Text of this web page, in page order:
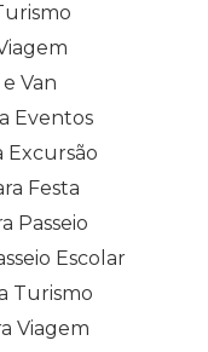
Van
Eventos
Excursão
Festa
Passeio
Escolar
Turismo
Viagem